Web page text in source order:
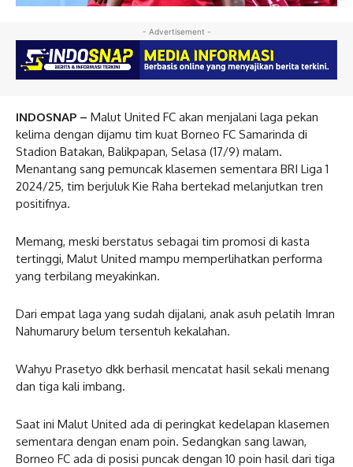
- Advertisement -
INDOSNAP – Malut United FC akan menjalani laga pekan
kelima dengan dijamu tim kuat Borneo FC Samarinda di
Stadion Batakan, Balikpapan, Selasa (17/9) malam.
Menantang sang pemuncak klasemen sementara BRI Liga 1
2024/25, tim berjuluk Kie Raha bertekad melanjutkan tren
positifnya.
Memang, meski berstatus sebagai tim promosi di kasta
tertinggi, Malut United mampu memperlihatkan performa
yang terbilang meyakinkan.
Dari empat laga yang sudah dijalani, anak asuh pelatih Imran
Nahumarury belum tersentuh kekalahan.
Wahyu Prasetyo dkk berhasil mencatat hasil sekali menang
dan tiga kali imbang.
Saat ini Malut United ada di peringkat kedelapan klasemen
sementara dengan enam poin. Sedangkan sang lawan,
Borneo FC ada di posisi puncak dengan 10 poin hasil dari tiga